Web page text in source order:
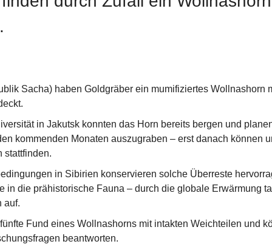
Sacha) haben Goldgräber ein mumifiziertes Wollnashorn
in Jakutsk konnten das Horn bereits bergen und
kommenden Monaten auszugraben – erst danach können
stattfinden.
in Sibirien konservieren solche Überreste
in die prähistorische Fauna – durch die globale Erwärmung
auf.
Fund eines Wollnashorns mit intakten Weichteilen und
beantworten.